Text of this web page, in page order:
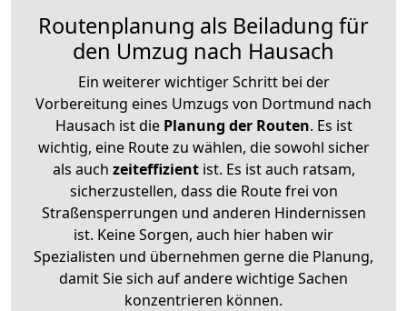
Routenplanung als Beiladung für
den Umzug nach Hausach
Ein weiterer wichtiger Schritt bei der
Vorbereitung eines Umzugs von Dortmund nach
Hausach ist diePlanung der Routen. Es ist
wichtig, eine Route zu wählen, die sowohl sicher
als auch zeiteffizientist. Es ist auch ratsam,
sicherzustellen, dass die Route frei von
Straßensperrungen und anderen Hindernissen
ist. Keine Sorgen, auch hier haben wir
Spezialisten und übernehmen gerne die Planung,
damit Sie sich auf andere wichtige Sachen
konzentrieren können.